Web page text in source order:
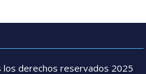
derechos reservados 2025